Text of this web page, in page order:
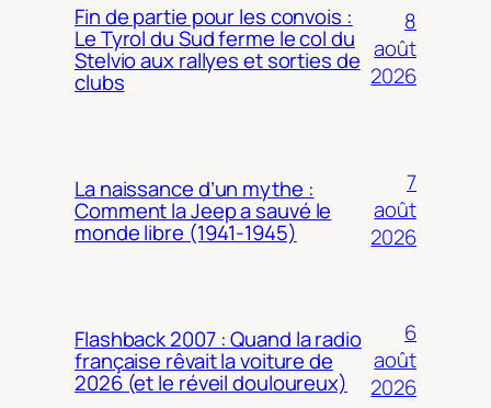
Fin de partie pour les convois :
Le Tyrol du Sud ferme le col du
Stelvio aux rallyes et sorties de
clubs
8
août
2026
La naissance d’un mythe :
Comment la Jeep a sauvé le
monde libre (1941-1945)
7
août
2026
Flashback 2007 : Quand la radio
française rêvait la voiture de
2026 (et le réveil douloureux)
6
août
2026